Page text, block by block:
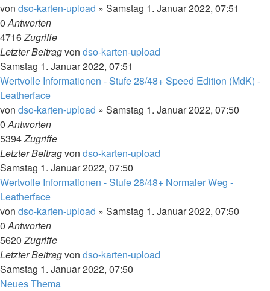
von dso-karten-upload » Samstag 1. Januar 2022, 07:51
0Antworten
4716Zugriffe
Letzter Beitragvon dso-karten-upload
Samstag 1. Januar 2022, 07:51
Wertvolle Informationen - Stufe 28/48+ Speed Edition (MdK) -
Leatherface
von dso-karten-upload » Samstag 1. Januar 2022, 07:50
0Antworten
5394Zugriffe
Letzter Beitragvon dso-karten-upload
Samstag 1. Januar 2022, 07:50
Wertvolle Informationen - Stufe 28/48+ Normaler Weg -
Leatherface
von dso-karten-upload » Samstag 1. Januar 2022, 07:50
0Antworten
5620Zugriffe
Letzter Beitragvon dso-karten-upload
Samstag 1. Januar 2022, 07:50
Neues Thema